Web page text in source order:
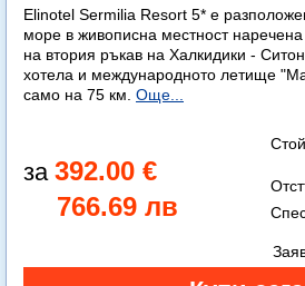
Elinotel Sermilia Resort 5* е
море в живописна местност
на втория ръкав на Халкидики -
хотела и международното летище
само на 75 км. Още...
392.00 €
766.69 лв